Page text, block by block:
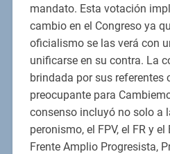
mandato. Esta votación
cambio en el Congreso ya
oficialismo se las verá con
unificarse en su contra. La
brindada por sus referentes
preocupante para
consenso incluyó no solo a
peronismo, el FPV, el FR y
Frente Amplio Progresista,